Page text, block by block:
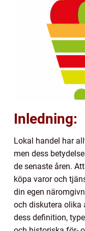
Inledning:
Lokal handel har
men dess
de senaste åren.
köpa varor och
din egen
och diskutera olika
dess definition,